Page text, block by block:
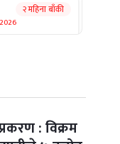
२ महिना बाँकी
: विक्रम